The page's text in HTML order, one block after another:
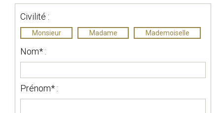
Civilité :
Monsieur Madame Mademoiselle
Nom* :
Prénom* :